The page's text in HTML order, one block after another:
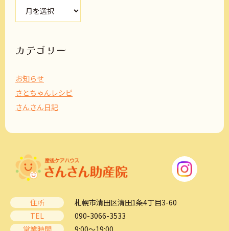
ブ
カテゴリー
お知らせ
さとちゃんレシピ
さんさん日記
住所
札幌市清田区清田1条4丁目3-60
TEL
090-3066-3533